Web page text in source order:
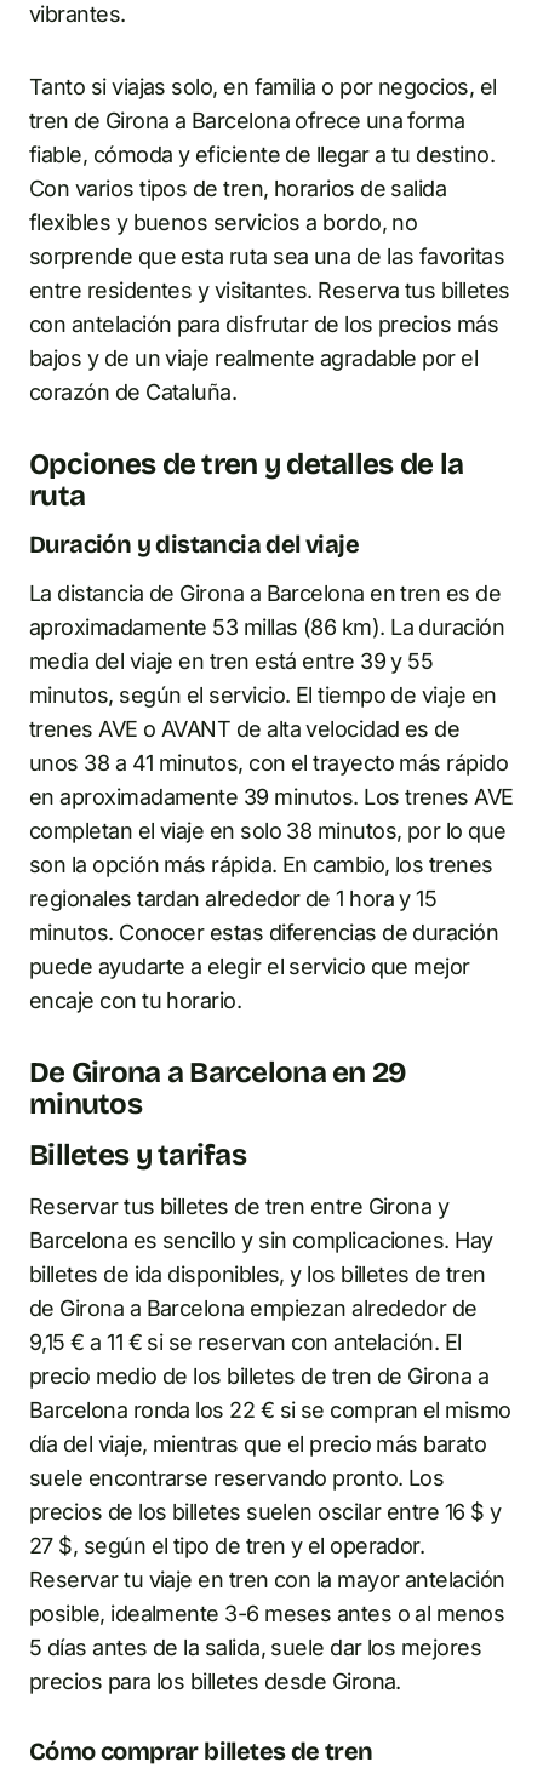
vibrantes.
Tanto si viajas solo, en familia o por negocios, el
tren de Girona a Barcelona ofrece una forma
fiable, cómoda y eficiente de llegar a tu destino.
Con varios tipos de tren, horarios de salida
flexibles y buenos servicios a bordo, no
sorprende que esta ruta sea una de las favoritas
entre residentes y visitantes. Reserva tus billetes
con antelación para disfrutar de los precios más
bajos y de un viaje realmente agradable por el
corazón de Cataluña.
Opciones de tren y detalles de la
ruta
Duración y distancia del viaje
La distancia de Girona a Barcelona en tren es de
aproximadamente 53 millas (86 km). La duración
media del viaje en tren está entre 39 y 55
minutos, según el servicio. El tiempo de viaje en
trenes AVE o AVANT de alta velocidad es de
unos 38 a 41 minutos, con el trayecto más rápido
en aproximadamente 39 minutos. Los trenes AVE
completan el viaje en solo 38 minutos, por lo que
son la opción más rápida. En cambio, los trenes
regionales tardan alrededor de 1 hora y 15
minutos. Conocer estas diferencias de duración
puede ayudarte a elegir el servicio que mejor
encaje con tu horario.
De Girona a Barcelona en 29
minutos
Billetes y tarifas
Reservar tus billetes de tren entre Girona y
Barcelona es sencillo y sin complicaciones. Hay
billetes de ida disponibles, y los billetes de tren
de Girona a Barcelona empiezan alrededor de
9,15 € a 11 € si se reservan con antelación. El
precio medio de los billetes de tren de Girona a
Barcelona ronda los 22 € si se compran el mismo
día del viaje, mientras que el precio más barato
suele encontrarse reservando pronto. Los
precios de los billetes suelen oscilar entre 16 $ y
27 $, según el tipo de tren y el operador.
Reservar tu viaje en tren con la mayor antelación
posible, idealmente 3-6 meses antes o al menos
5 días antes de la salida, suele dar los mejores
precios para los billetes desde Girona.
Cómo comprar billetes de tren